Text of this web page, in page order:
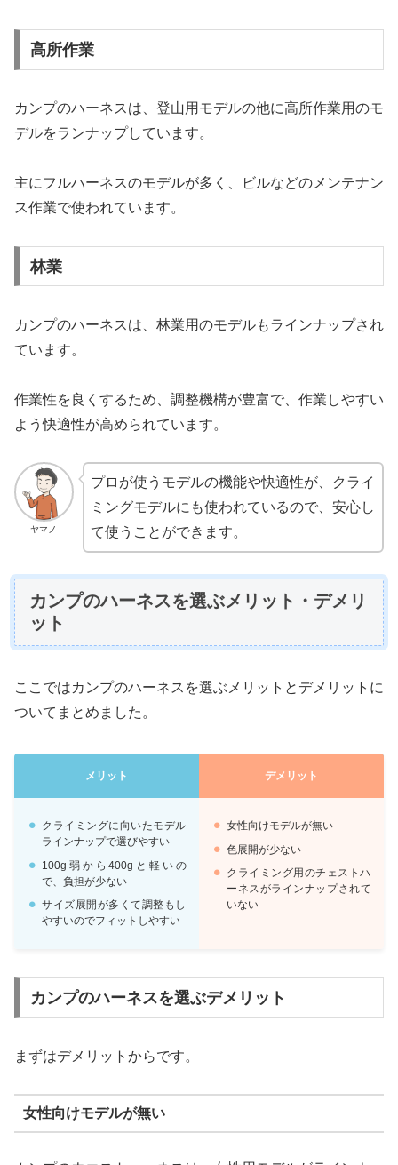
高所作業
カンプのハーネスは、登山用モデルの他に高所作業用のモ
デルをランナップしています。
主にフルハーネスのモデルが多く、ビルなどのメンテナン
ス作業で使われています。
林業
カンプのハーネスは、林業用のモデルもラインナップされ
ています。
作業性を良くするため、調整機構が豊富で、作業しやすい
よう快適性が高められています。
ヤマノ
プロが使うモデルの機能や快適性が、クライ
ミングモデルにも使われているので、安心し
て使うことができます。
カンプのハーネスを選ぶメリット・デメリ
ット
ここではカンプのハーネスを選ぶメリットとデメリットに
ついてまとめました。
メリット デメリット
クライミングに向いたモデル
ラインナップで選びやすい
100g弱から400gと軽いの
で、負担が少ない
サイズ展開が多くて調整もし
やすいのでフィットしやすい
女性向けモデルが無い
色展開が少ない
クライミング用のチェストハ
ーネスがラインナップされて
いない
カンプのハーネスを選ぶデメリット
まずはデメリットからです。
女性向けモデルが無い